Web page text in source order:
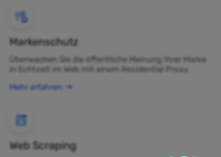
Markenschutz
Überwachen Sie die öffentliche Meinung Ihrer Marke
in Echtzeit im Web mit einem Residential Proxy.
Mehr erfahren
Web Scraping